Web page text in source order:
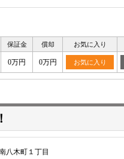
保証金 償却 お気に入り
0万円 0万円 お気に入り
八木町１丁目